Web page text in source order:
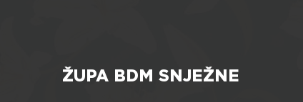
ŽUPA BDM SNJEŽNE